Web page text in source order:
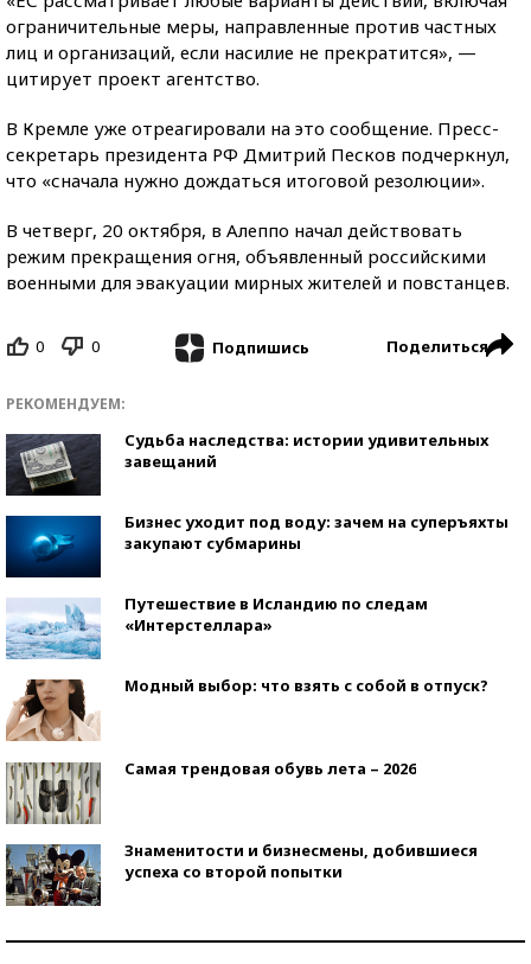
ограничительные меры, направленные против частных
лиц и организаций, если насилие не прекратится», —
цитирует проект агентство.
В Кремле уже отреагировали на это сообщение. Пресс-
секретарь президента РФ Дмитрий Песков подчеркнул,
что «сначала нужно дождаться итоговой резолюции».
В четверг, 20 октября, в Алеппо начал действовать
режим прекращения огня, объявленный российскими
военными для эвакуации мирных жителей и повстанцев.
0 0 Подпишись Поделиться
РЕКОМЕНДУЕМ:
Судьба наследства: истории удивительных
завещаний
Бизнес уходит под воду: зачем на суперъяхты
закупают субмарины
Путешествие в Исландию по следам
«Интерстеллара»
Модный выбор: что взять с собой в отпуск?
Самая трендовая обувь лета – 2026
Знаменитости и бизнесмены, добившиеся
успеха со второй попытки